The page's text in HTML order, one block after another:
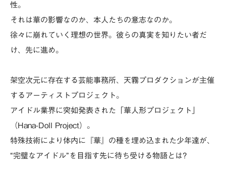
性。
それは華の影響なのか、本人たちの意志なのか。
徐々に崩れていく理想の世界。彼らの真実を知りたい者だ
け、先に進め。
架空次元に存在する芸能事務所、天霧プロダクションが主催
するアーティストプロジェクト。
アイドル業界に突如発表された「華人形プロジェクト」
（Hana-Doll Project）。
特殊技術により体内に『華』の種を埋め込まれた少年達が、
“完璧なアイドル”を目指す先に待ち受ける物語とは?